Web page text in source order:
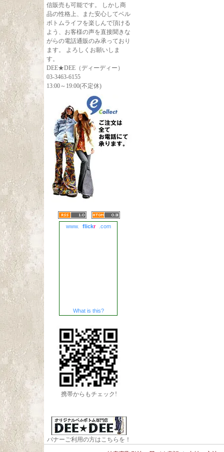
信販売も可能です。 しかし商
品の性格上、また安心してベル
ボトムライフを楽しんで頂ける
よう、お客様の声を直接聞きな
がらの電話通販のみ承っており
ます。 よろしくお願いしま
す。
DEE★DEE（ディーディー）
03-3463-6155
13:00～19:00(不定休)
www. flickr .com
What is this?
携帯からもチェック!
バナーご利用の方はこちらを！